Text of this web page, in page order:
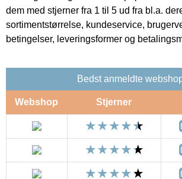
dem med stjerner fra 1 til 5 ud fra bl.a.
sortimentstørrelse, kundeservice,
betingelser, leveringsformer og
Bedst anmeldte
Webshop Stjerner